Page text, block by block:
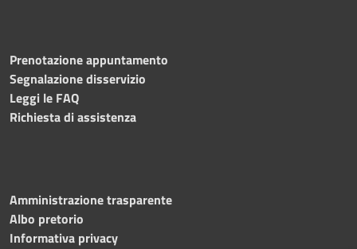
Prenotazione appuntamento
Segnalazione disservizio
Leggi le FAQ
Richiesta di assistenza
Amministrazione trasparente
Albo pretorio
Informativa privacy